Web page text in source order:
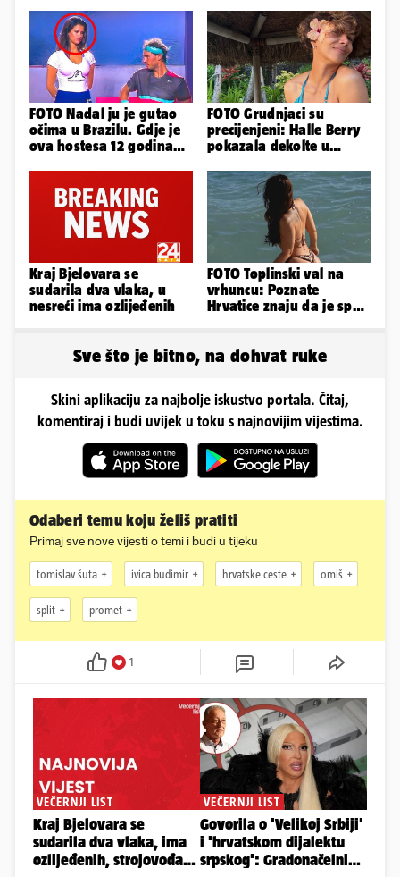
FOTO Nadal ju je gutao
očima u Brazilu. Gdje je
ova hostesa 12 godina
FOTO Grudnjaci su
precijenjeni: Halle Berry
pokazala dekolte u
haljinici
Kraj Bjelovara se
sudarila dva vlaka, u
nesreći ima ozlijeđenih
FOTO Toplinski val na
vrhuncu: Poznate
Hrvatice znaju da je spas
Sve što je bitno, na dohvat ruke
Skini aplikaciju za najbolje iskustvo portala. Čitaj,
komentiraj i budi uvijek u toku s najnovijim vijestima.
Odaberi temu koju želiš pratiti
Primaj sve nove vijesti o temi i budi u tijeku
tomislav šuta ivica budimir hrvatske ceste omiš
split promet
1